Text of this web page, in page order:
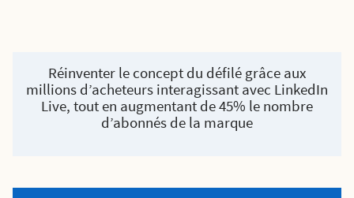
Réinventer le concept du défilé grâce aux
millions d’acheteurs interagissant avec LinkedIn
Live, tout en augmentant de 45% le nombre
d’abonnés de la marque